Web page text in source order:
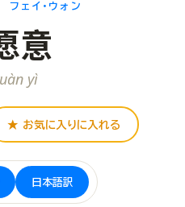
ェイ・ウォン
意
yì
★ お気に入りに入れる
日本語訳